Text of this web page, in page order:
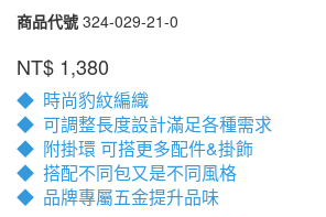
商品代號 324-029-21-0
324-
21-
0
品牌 PEPPER'S
NT$ 1,380
◆ 時尚豹紋編織
◆ 可調整長度設計滿足各種需求
◆ 附掛環 可搭更多配件&掛飾
◆ 搭配不同包又是不同風格
◆ 品牌專屬五金提升品味